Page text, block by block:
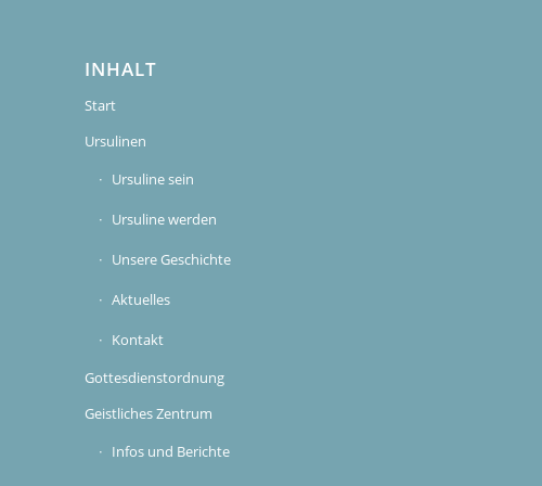
INHALT
Start
Ursulinen
Ursuline sein
Ursuline werden
Unsere Geschichte
Aktuelles
Kontakt
Gottesdienstordnung
Geistliches Zentrum
Infos und Berichte